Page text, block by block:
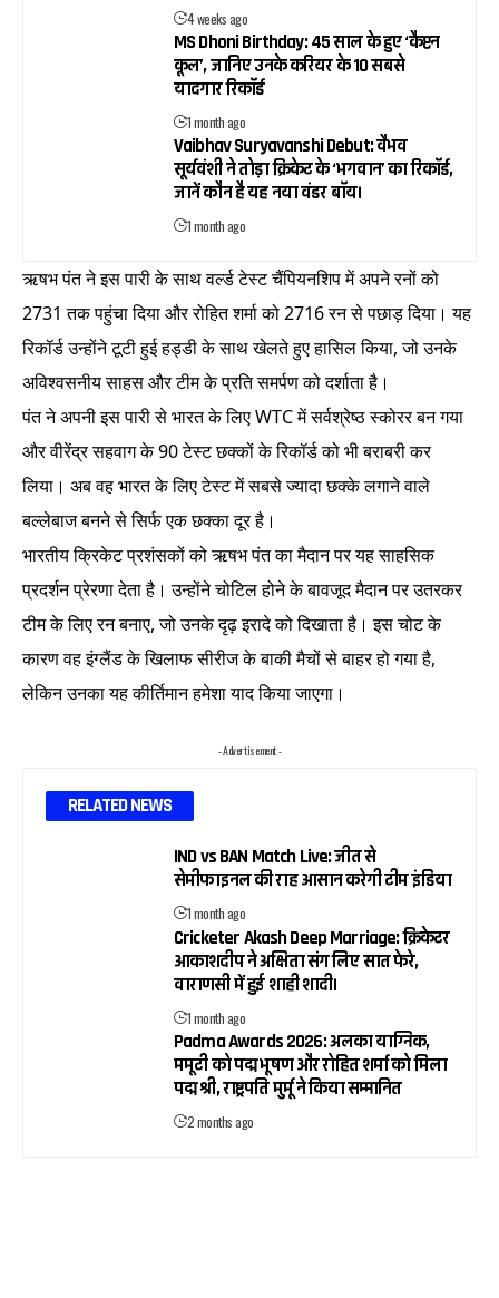
4 weeks ago
MS Dhoni Birthday: 45 साल के हुए ‘कैप्टन
कूल’, जानिए उनके करियर के 10 सबसे
यादगार रिकॉर्ड
1 month ago
Vaibhav Suryavanshi Debut: वैभव
सूर्यवंशी ने तोड़ा क्रिकेट के ‘भगवान’ का रिकॉर्ड,
जानें कौन है यह नया वंडर बॉय।
1 month ago
ऋषभ पंत ने इस पारी के साथ वर्ल्ड टेस्ट चैंपियनशिप में अपने रनों को
2731 तक पहुंचा दिया और रोहित शर्मा को 2716 रन से पछाड़ दिया। यह
रिकॉर्ड उन्होंने टूटी हुई हड्डी के साथ खेलते हुए हासिल किया, जो उनके
अविश्वसनीय साहस और टीम के प्रति समर्पण को दर्शाता है।
पंत ने अपनी इस पारी से भारत के लिए WTC में सर्वश्रेष्ठ स्कोरर बन गया
और वीरेंद्र सहवाग के 90 टेस्ट छक्कों के रिकॉर्ड को भी बराबरी कर
लिया। अब वह भारत के लिए टेस्ट में सबसे ज्यादा छक्के लगाने वाले
बल्लेबाज बनने से सिर्फ एक छक्का दूर है।
भारतीय क्रिकेट प्रशंसकों को ऋषभ पंत का मैदान पर यह साहसिक
प्रदर्शन प्रेरणा देता है। उन्होंने चोटिल होने के बावजूद मैदान पर उतरकर
टीम के लिए रन बनाए, जो उनके दृढ़ इरादे को दिखाता है। इस चोट के
कारण वह इंग्लैंड के खिलाफ सीरीज के बाकी मैचों से बाहर हो गया है,
लेकिन उनका यह कीर्तिमान हमेशा याद किया जाएगा।
- Advertisement -
RELATED NEWS
IND vs BAN Match Live: जीत से
सेमीफाइनल की राह आसान करेगी टीम इंडिया
1 month ago
Cricketer Akash Deep Marriage: क्रिकेटर
आकाशदीप ने अक्षिता संग लिए सात फेरे,
वाराणसी में हुई शाही शादी।
1 month ago
Padma Awards 2026: अलका याग्निक,
ममूटी को पद्म भूषण और रोहित शर्मा को मिला
पद्म श्री, राष्ट्रपति मुर्मू ने किया सम्मानित
2 months ago